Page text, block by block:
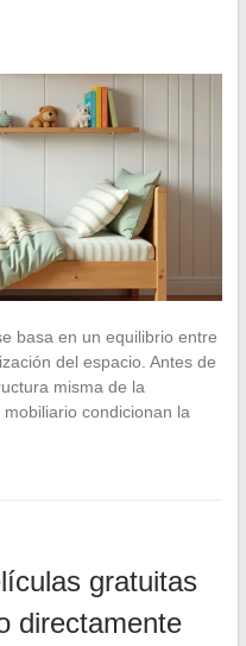
basa en un equilibrio entre
del espacio. Antes de
misma de la
condicionan la
gratuitas
directamente